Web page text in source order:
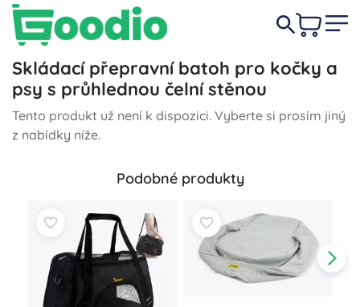
Skládací přepravní batoh pro kočky a
psy s průhlednou čelní stěnou
Tento produkt už není k dispozici. Vyberte si prosím jiný
z nabídky níže.
Podobné produkty